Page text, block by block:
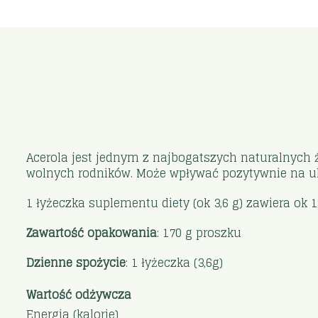
Acerola jest jednym z najbogatszych naturalnych
wolnych rodników. Może wpływać pozytywnie
1 łyżeczka suplementu diety (ok 3,6 g) zawiera ok
Zawartość opakowania: 170 g proszku
Dzienne spożycie: 1 łyżeczka (3,6g)
Wartość odżywcza